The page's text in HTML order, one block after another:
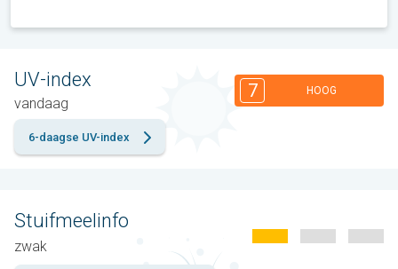
UV-index
vandaag
7 HOOG
6-daagse UV-index
Stuifmeelinfo
zwak